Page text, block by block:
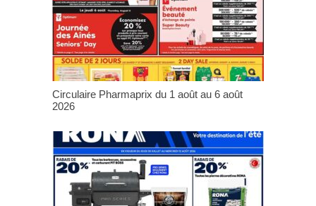
Circulaire Pharmaprix du 1 août au 6 août
2026